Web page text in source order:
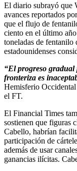
El diario subrayó que
avances reportados
que el flujo de
ciento en el último
toneladas de fentanilo
estadounidenses
“El progreso gradual
fronteriza es
Hemisferio
el FT.
El Financial Times
sostienen que figuras
Cabello, habrían
participación de
además de usar
ganancias ilícitas.